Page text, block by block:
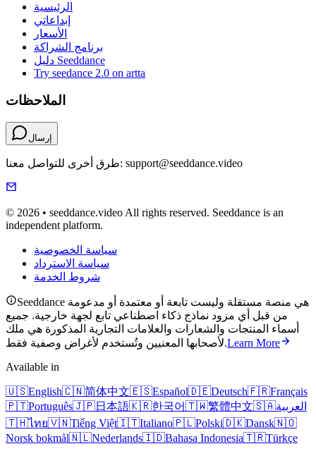
الرئيسية
إبداعاتي
الأسعار
برنامج الشراكة
دليل Seeddance
Try seedance 2.0 on artta
الملاحظات
إرسال
طرق أخرى للتواصل معنا: support@seeddance.video
© 2026 • seeddance.video All rights reserved. Seeddance is an
independent platform.
سياسة الخصوصية
سياسة الاسترداد
شروط الخدمة
Seeddance هي منصة مستقلة وليست تابعة أو معتمدة أو مدعومة
من قبل أي مزود نماذج ذكاء اصطناعي تابع لجهة خارجية. جميع
أسماء المنتجات والشعارات والعلامات التجارية المذكورة هي ملك
لأصحابها المعنيين وتُستخدم لأغراض وصفية فقط.Learn More
Available in
🇺🇸English🇨🇳简体中文🇪🇸Español🇩🇪Deutsch🇫🇷Français
🇵🇹Português🇯🇵日本語🇰🇷한국어🇹🇼繁體中文🇸🇦العربية
🇹🇭ไทย🇻🇳Tiếng Việt🇮🇹Italiano🇵🇱Polski🇩🇰Dansk🇳🇴
Norsk bokmål🇳🇱Nederlands🇮🇩Bahasa Indonesia🇹🇷Türkçe